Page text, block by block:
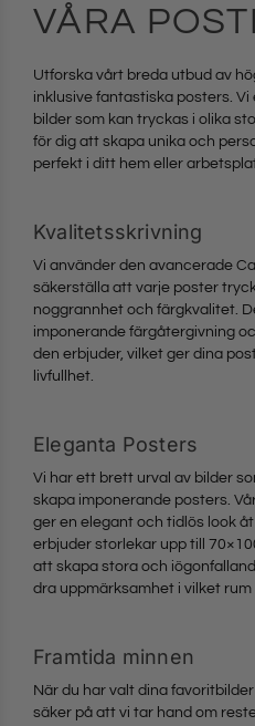
VÅRA
Utforska vårt breda utbud av
inklusive fantastiska posters.
bilder som kan tryckas i olika
för dig att skapa unika och
perfekt i ditt hem eller
Kvalitetsskrivning
Vi använder den avancerade
säkerställa att varje poster
noggrannhet och färgkvalitet.
imponerande färgåtergivning
den erbjuder, vilket ger dina
livfullhet.
Eleganta Posters
Vi har ett brett urval av bilder
skapa imponerande posters.
ger en elegant och tidlös look
erbjuder storlekar upp till
att skapa stora och
dra uppmärksamhet i vilket rum
Framtida minnen
När du har valt dina
säker på att vi tar hand om